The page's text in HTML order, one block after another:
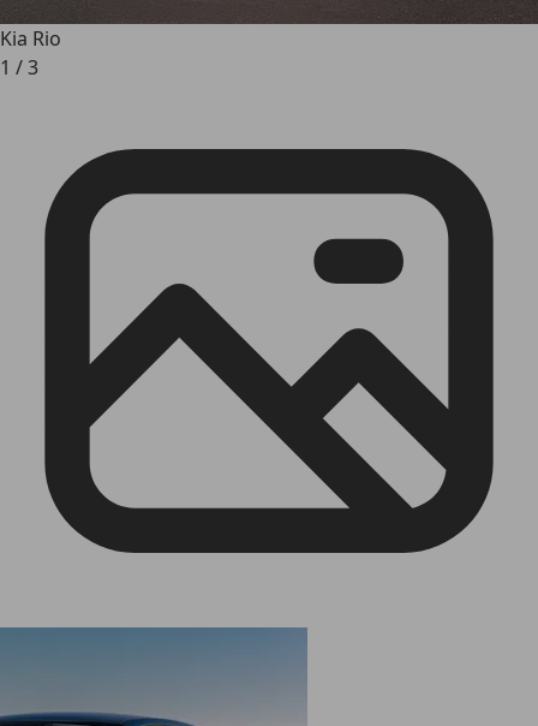
Kia Rio
1 /3